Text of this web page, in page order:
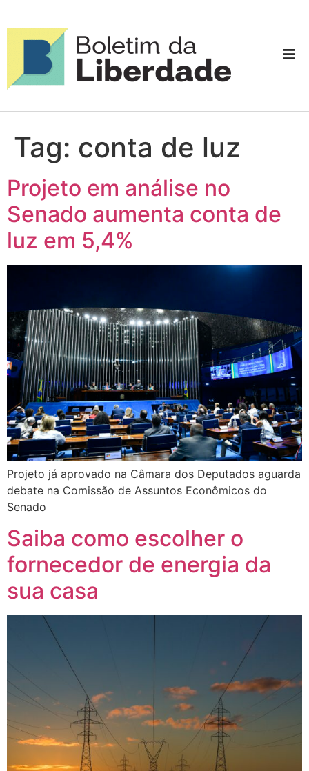
Tag: conta de luz
Projeto em análise no
Senado aumenta conta de
luz em 5,4%
Projeto já aprovado na Câmara dos Deputados aguarda
debate na Comissão de Assuntos Econômicos do
Senado
Saiba como escolher o
fornecedor de energia da
sua casa